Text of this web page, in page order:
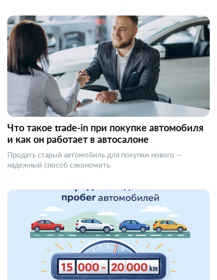
Что такое trade-in при покупке автомобиля
и как он работает в автосалоне
Продать старый автомобиль для покупки нового —
надежный способ сэкономить.